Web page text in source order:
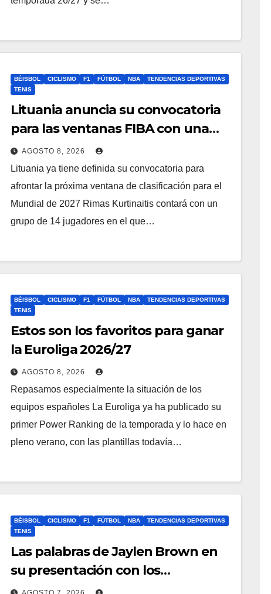
BÉISBOL CICLISMO F1 FÚTBOL NBA
TENDENCIAS DEPORTIVAS
TENIS
Lituania anuncia su convocatoria
para las ventanas FIBA con una
interminable lista de ausencias
AGOSTO 8, 2026
Lituania ya tiene definida su convocatoria para
afrontar la próxima ventana de clasificación para el
Mundial de 2027 Rimas Kurtinaitis contará con un
grupo de 14 jugadores en el que…
BÉISBOL CICLISMO F1 FÚTBOL NBA
TENDENCIAS DEPORTIVAS
TENIS
Estos son los favoritos para ganar
la Euroliga 2026/27
AGOSTO 8, 2026
Repasamos especialmente la situación de los
equipos españoles La Euroliga ya ha publicado su
primer Power Ranking de la temporada y lo hace en
pleno verano, con las plantillas todavía…
BÉISBOL CICLISMO F1 FÚTBOL NBA
TENDENCIAS DEPORTIVAS
TENIS
Las palabras de Jaylen Brown en
su presentación con los
Philadelphia 76ers